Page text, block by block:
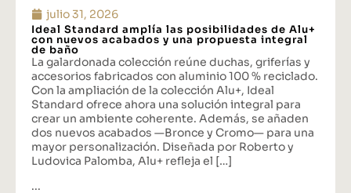
julio 31, 2026
Ideal Standard amplía las posibilidades de Alu+
con nuevos acabados y una propuesta integral
de baño
La galardonada colección reúne duchas, griferías y
accesorios fabricados con aluminio 100 % reciclado.
Con la ampliación de la colección Alu+, Ideal
Standard ofrece ahora una solución integral para
crear un ambiente coherente. Además, se añaden
dos nuevos acabados —Bronce y Cromo— para una
mayor personalización. Diseñada por Roberto y
Ludovica Palomba, Alu+ refleja el […]
...